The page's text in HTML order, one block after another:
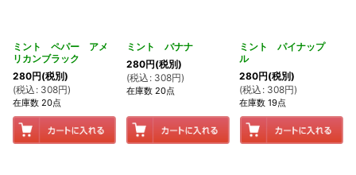
ミント ペパー アメ
リカンブラック
280円(税別)
(税込 : 308円)
在庫数 20点
ミント バナナ
280円(税別)
(税込 : 308円)
在庫数 20点
ミント パイナップ
ル
280円(税別)
(税込 : 308円)
在庫数 19点